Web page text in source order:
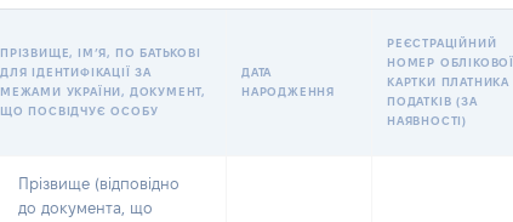
ПРІЗВИЩЕ, ІМʼЯ, ПО БАТЬКОВІ
ДЛЯ ІДЕНТИФІКАЦІЇ ЗА
МЕЖАМИ УКРАЇНИ, ДОКУМЕНТ,
ЩО ПОСВІДЧУЄ ОСОБУ
ДАТА
НАРОДЖЕННЯ
РЕЄСТРАЦІЙНИЙ
НОМЕР ОБЛІКОВОЇ
КАРТКИ ПЛАТНИКА
ПОДАТКІВ (ЗА
НАЯВНОСТІ)
Прізвище (відповідно
до документа, що